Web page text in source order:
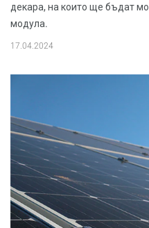
декара, на които ще бъдат
модула.
17.04.2024